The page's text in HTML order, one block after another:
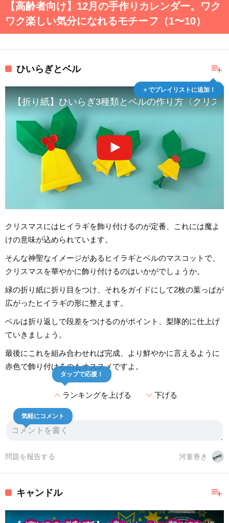
【高齢者向け】12月の手作りカレンダー。ワク
ワク楽しい気分になれるモチーフ（1〜10）
playlist_add
＋でプレイリストに追加！
ひいらぎとベル
【折り紙】ひいらぎ3種類とベルの作り方〈クリス
クリスマスにはヒイラギを飾り付けるのが定番、これには魔よ
けの意味が込められています。
そんな神聖なイメージがあるヒイラギとベルのマスコットで、
クリスマスを華やかに飾り付けるのはいかがでしょうか。
緑の折り紙に折り目をつけ、それをガイドにして2枚の葉っぱが
広がったヒイラギの形に整えます。
ベルは折り返しで段差をつけるのがポイント、梨隊的に仕上げ
ていきましょう。
最後にこれを組み合わせれば完成、より鮮やかに言えるように
赤色で飾り付けるのもオススメですよ。
expand_lessランキングを上げる
タップで応援！
expand_more下げる
気軽にコメント
河童巻き
問題を報告する
playlist_add
キャンドル